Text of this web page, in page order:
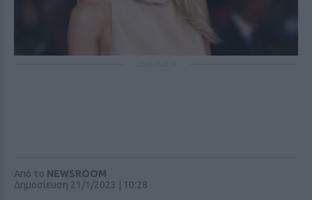
Από το NEWSROOM
Δημοσίευση 21/1/2023 | 10:28